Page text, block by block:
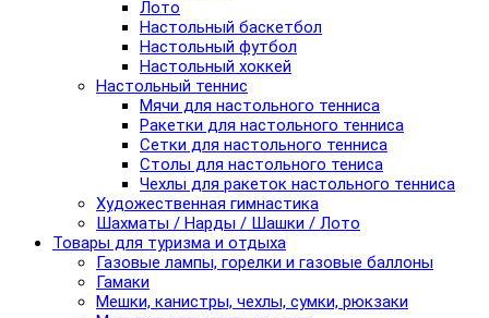
Лото
Настольный баскетбол
Настольный футбол
Настольный хоккей
Настольный теннис
Мячи для настольного тенниса
Ракетки для настольного тенниса
Сетки для настольного тенниса
Столы для настольного тениса
Чехлы для ракеток настольного тенниса
Художественная гимнастика
Шахматы / Нарды / Шашки / Лото
Товары для туризма и отдыха
Газовые лампы, горелки и газовые баллоны
Гамаки
Мешки, канистры, чехлы, сумки, рюкзаки